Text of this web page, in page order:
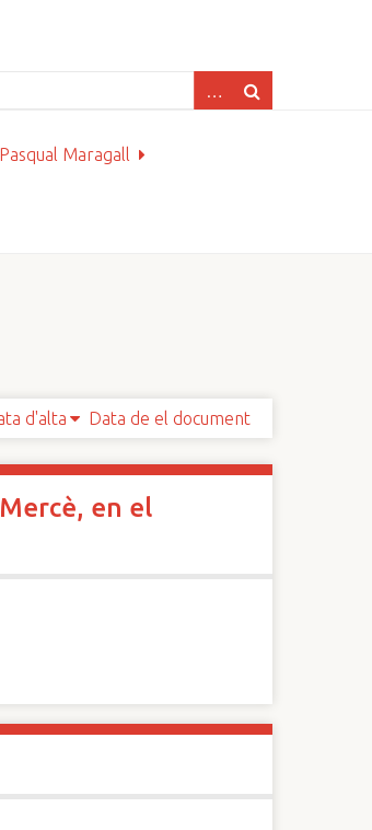
Maragall
d'alta Data de el document
en el